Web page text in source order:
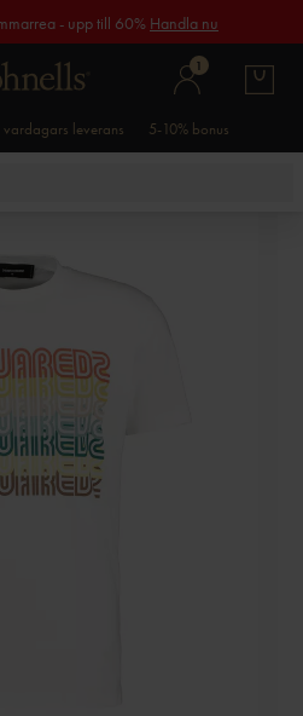
- upp till 60% Handla nu
1
vardagars leverans 5-10% bonus